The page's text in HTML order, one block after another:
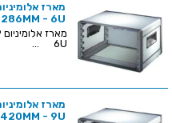
286MM - 6U
6U ...
420MM - 9U